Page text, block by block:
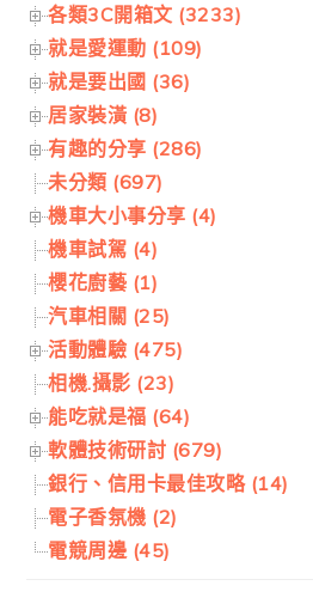
各類3C開箱文 (3233)
就是愛運動 (109)
就是要出國 (36)
居家裝潢 (8)
有趣的分享 (286)
未分類 (697)
機車大小事分享 (4)
機車試駕 (4)
櫻花廚藝 (1)
汽車相關 (25)
活動體驗 (475)
相機.攝影 (23)
能吃就是福 (64)
軟體技術研討 (679)
銀行、信用卡最佳攻略 (14)
電子香氛機 (2)
電競周邊 (45)